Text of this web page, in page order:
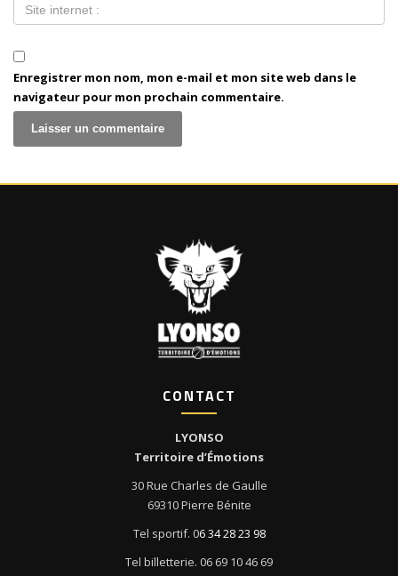
Enregistrer mon nom, mon e-mail et mon site web dans le
navigateur pour mon prochain commentaire.
CONTACT
LYONSO
Territoire d’Émotions
30 Rue Charles de Gaulle
69310 Pierre Bénite
Tel sportif. 06 34 28 23 98
Tel billetterie. 06 69 10 46 69